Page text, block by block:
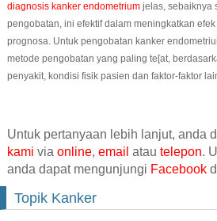
diagnosis kanker endometriumjelas, sebaiknya
pengobatan, ini efektif dalam meningkatkan
prognosa. Untuk pengobatan kanker
metode pengobatan yang paling te[at,
penyakit, kondisi fisik pasien dan faktor-faktor
Untuk pertanyaan lebih lanjut, anda
kami via online, email atau telepon.
anda dapat mengunjungi Facebook
Topik Kanker